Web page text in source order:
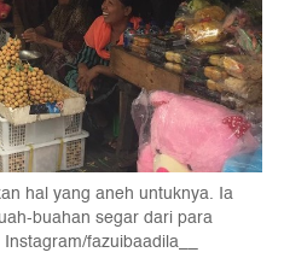
hal yang aneh untuknya. Ia
buahan segar dari para
fazuibaadila__